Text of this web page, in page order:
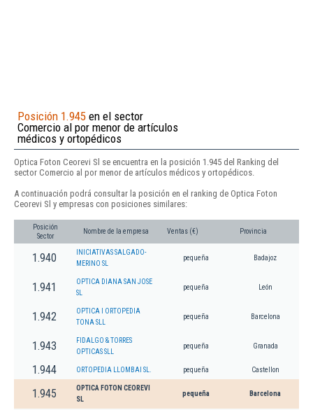
Posición 1.945 en el sector
Comercio al por menor de artículos
médicos y ortopédicos
Optica Foton Ceorevi Sl se encuentra en la posición 1.945 del Ranking del
sector Comercio al por menor de artículos médicos y ortopédicos.
A continuación podrá consultar la posición en el ranking de Optica Foton
Ceorevi Sl y empresas con posiciones similares:
Posición
Sector
Nombre de la empresa Ventas (€) Provincia
1.940
INICIATIVAS SALGADO-
MERINO SL
pequeña Badajoz
1.941
OPTICA DIANA SAN JOSE
SL
pequeña León
1.942
OPTICA I ORTOPEDIA
TONA SLL
pequeña Barcelona
1.943
FIDALGO & TORRES
OPTICAS SLL
pequeña Granada
1.944 ORTOPEDIA LLOMBAI SL. pequeña Castellon
1.945
OPTICA FOTON CEOREVI
SL
pequeña Barcelona